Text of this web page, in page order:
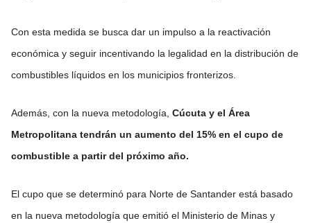
Con esta medida se busca dar un impulso a la reactivación
económica y seguir incentivando la legalidad en la distribución de
combustibles líquidos en los municipios fronterizos.
Además, con la nueva metodología, Cúcuta y el Área
Metropolitana tendrán un aumento del 15% en el cupo de
combustible a partir del próximo año.
El cupo que se determinó para Norte de Santander está basado
en la nueva metodología que emitió el Ministerio de Minas y